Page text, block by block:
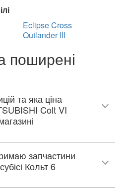
Eclipse Cross
Outlander III
поширені
та яка ціна
Colt VI
запчастини
Кольт 6